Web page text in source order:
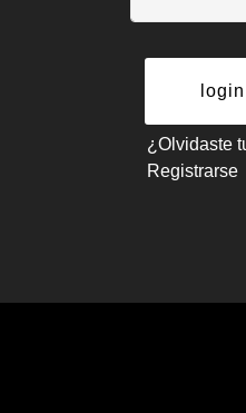
¿Olvidaste
Registrarse